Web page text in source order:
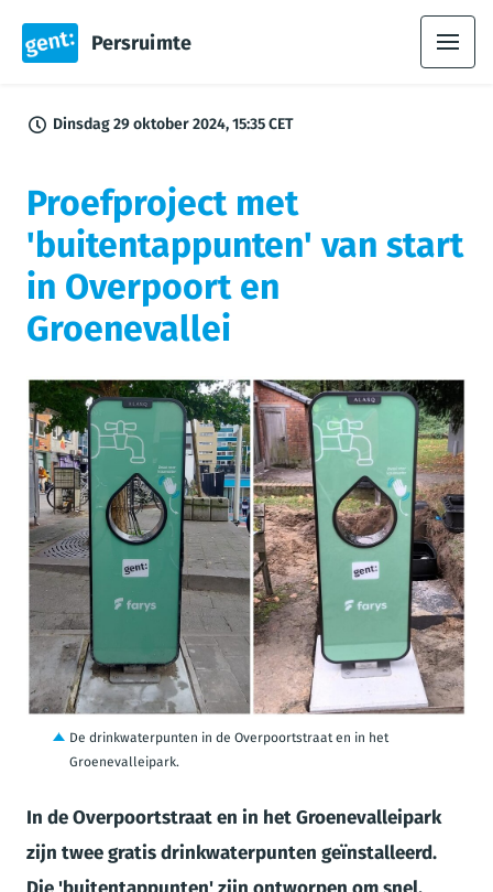
Persruimte
Dinsdag 29 oktober 2024, 15:35 CET
Proefproject met
'buitentappunten' van start
in Overpoort en
Groenevallei
JPG
De drinkwaterpunten in de Overpoortstraat en in het
Groenevalleipark.
In de Overpoortstraat en in het Groenevalleipark
zijn twee gratis drinkwaterpunten geïnstalleerd.